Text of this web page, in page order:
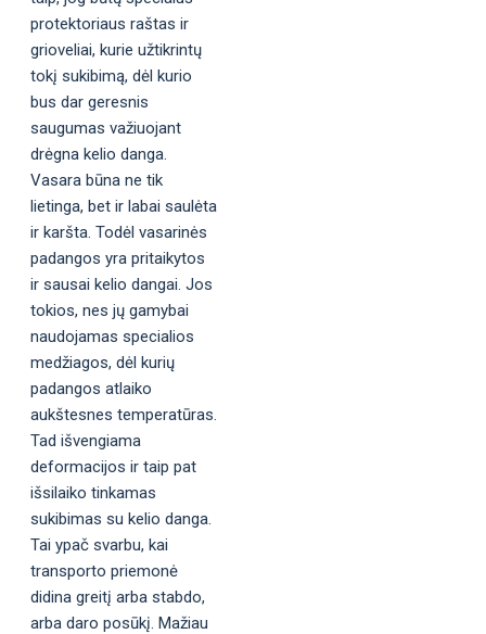
protektoriaus raštas ir
grioveliai, kurie užtikrintų
tokį sukibimą, dėl kurio
bus dar geresnis
saugumas važiuojant
drėgna kelio danga.
Vasara būna ne tik
lietinga, bet ir labai saulėta
ir karšta. Todėl vasarinės
padangos yra pritaikytos
ir sausai kelio dangai. Jos
tokios, nes jų gamybai
naudojamas specialios
medžiagos, dėl kurių
padangos atlaiko
aukštesnes temperatūras.
Tad išvengiama
deformacijos ir taip pat
išsilaiko tinkamas
sukibimas su kelio danga.
Tai ypač svarbu, kai
transporto priemonė
didina greitį arba stabdo,
arba daro posūkį. Mažiau